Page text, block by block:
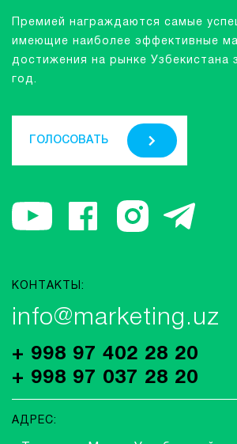
Премией награждаются самые
имеющие наиболее эффективные
достижения на рынке Узбекистана
год.
ГОЛОСОВАТЬ
КОНТАКТЫ:
info@marketing.uz
+ 998 97 402 28 20
+ 998 97 037 28 20
АДРЕС: